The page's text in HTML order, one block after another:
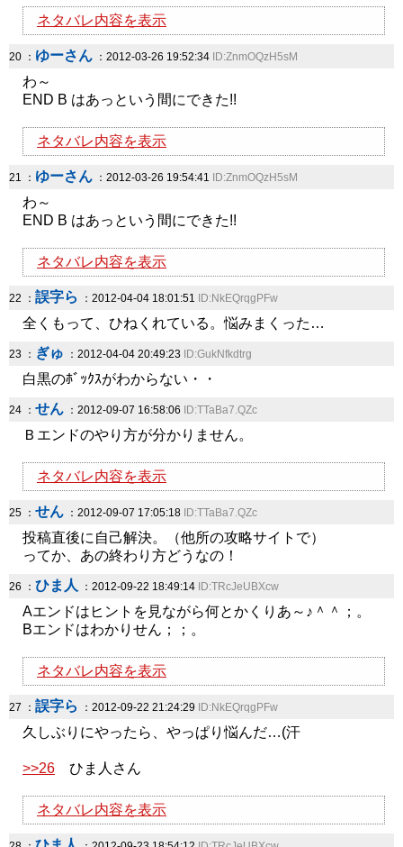
ネタバレ内容を表示
20 ： ゆーさん ：2012-03-26 19:52:34 ID:ZnmOQzH5sM
わ～
END B はあっという間にできた!!
ネタバレ内容を表示
21 ： ゆーさん ：2012-03-26 19:54:41 ID:ZnmOQzH5sM
わ～
END B はあっという間にできた!!
ネタバレ内容を表示
22 ： 誤字ら ：2012-04-04 18:01:51 ID:NkEQrqgPFw
全くもって、ひねくれている。悩みまくった…
23 ： ぎゅ ：2012-04-04 20:49:23 ID:GukNfkdtrg
白黒のﾎﾞｯｸｽがわからない・・
24 ： せん ：2012-09-07 16:58:06 ID:TTaBa7.QZc
Ｂエンドのやり方が分かりません。
ネタバレ内容を表示
25 ： せん ：2012-09-07 17:05:18 ID:TTaBa7.QZc
投稿直後に自己解決。（他所の攻略サイトで）
ってか、あの終わり方どうなの！
26 ： ひま人 ：2012-09-22 18:49:14 ID:TRcJeUBXcw
Aエンドはヒントを見ながら何とかくりあ～♪＾＾；。
Bエンドはわかりせん；；。
ネタバレ内容を表示
27 ： 誤字ら ：2012-09-22 21:24:29 ID:NkEQrqgPFw
久しぶりにやったら、やっぱり悩んだ…(汗
>>26 ひま人さん
ネタバレ内容を表示